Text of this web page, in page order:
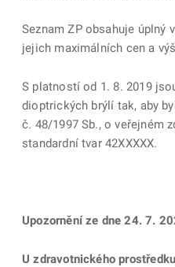
Seznam ZP obsahuje úplný
jejich maximálních cen a
S platností od 1. 8. 2019
dioptrických brýlí tak, aby
č. 48/1997 Sb., o veřejném
standardní tvar 42XXXXX.
Upozornění ze dne 24. 7.
U zdravotnického